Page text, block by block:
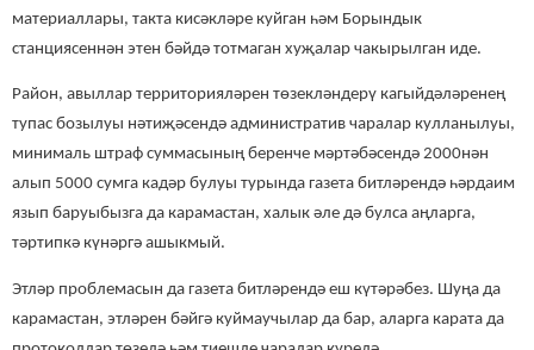
материаллары, такта кисәкләре куйган һәм Борындык
станциясеннән этен бәйдә тотмаган хуҗалар чакырылган иде.
Район, авыллар территорияләрен төзекләндерү кагыйдәләренең
тупас бозылуы нәтиҗәсендә административ чаралар кулланылуы,
минималь штраф суммасының беренче мәртәбәсендә 2000нән
алып 5000 сумга кадәр булуы турында газета битләрендә һәрдаим
язып баруыбызга да карамастан, халык әле дә булса аңларга,
тәртипкә күнәргә ашыкмый.
Этләр проблемасын да газета битләрендә еш күтәрәбез. Шуңа да
карамастан, этләрен бәйгә куймаучылар да бар, аларга карата да